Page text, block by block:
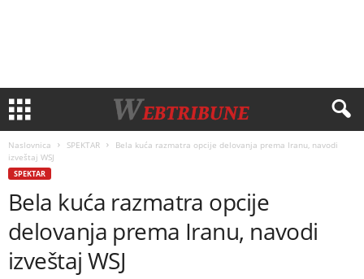
Naslovnica SPEKTAR
Belа kuća razmatra opcije delovanja prema Iranu, navodi
izveštaj WSJ
SPEKTAR
Belа kuća razmatra opcije
delovanja prema Iranu, navodi
izveštaj WSJ